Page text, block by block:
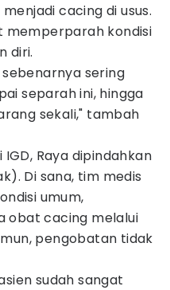
cacing di usus.
memperparah kondisi
diri.
sering
separah ini, hingga
sekali," tambah
Raya dipindahkan
Di sana, tim medis
umum,
obat cacing melalui
pengobatan tidak
sudah sangat